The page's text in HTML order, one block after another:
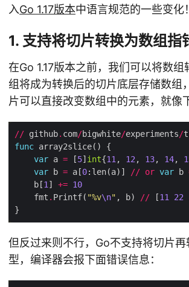
入Go 1.17版本中语言规范的一些变化！
1. 支持将切片转换为数组指
在Go 1.17版本之前，我们可以将数组
组将成为转换后的切片底层存储数组
片可以直接改变数组中的元素，就像
// github. com/bigwhite/experiments/
func
var a = [5] int{11, 12, 13, 14,
var b = a[0:len(a)] // or var b
    b[
1] += 10
    fmt
. Printf( "%v\n" , b) // [11 22
但反过来则不行，Go不支持将切片
型，编译器会报下面错误信息：